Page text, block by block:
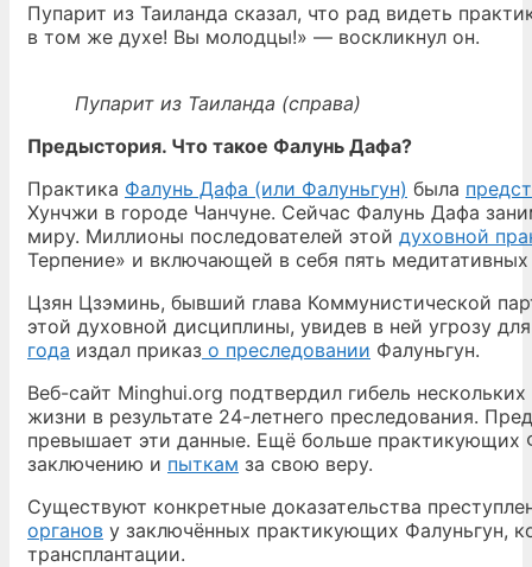
Пупарит из Таиланда сказал, что рад видеть
в том же духе! Вы молодцы!» — воскликнул он.
Пупарит из Таиланда (справа)
Предыстория. Что такое Фалунь Дафа?
Практика Фалунь Дафа (или Фалуньгун) была
Хунчжи в городе Чанчуне. Сейчас Фалунь Дафа
миру. Миллионы последователей этой духовной
Терпение» и включающей в себя пять
Цзян Цзэминь, бывший глава Коммунистической
этой духовной дисциплины, увидев в ней угрозу
года издал приказ о преследовании Фалуньгун.
Веб-сайт Minghui.org подтвердил гибель
жизни в результате 24-летнего преследования.
превышает эти данные. Ещё больше практикующих
заключению и пыткам за свою веру.
Существуют конкретные доказательства
органов у заключённых практикующих Фалуньгун,
трансплантации.